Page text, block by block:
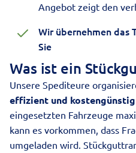
Angebot zeigt den
Wir übernehmen das
Sie
Was ist ein
Unsere Spediteure
effizient und kostengünstig
eingesetzten Fahrzeuge
kann es vorkommen, dass
umgeladen wird.